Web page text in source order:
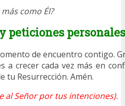
como Él?
peticiones personales
de encuentro contigo.
a crecer cada vez más en
tu Resurrección. Amén.
al Señor por tus intenciones).